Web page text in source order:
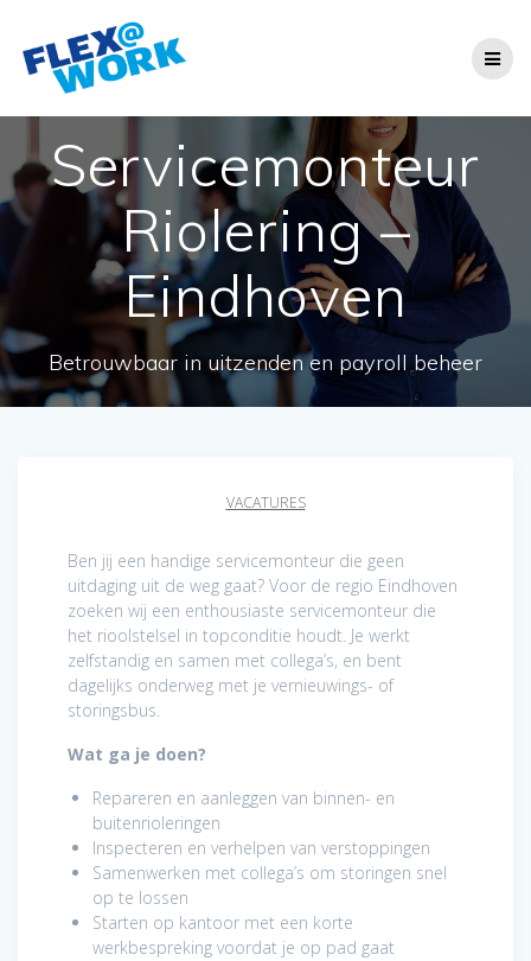
Servicemonteur
Riolering –
Eindhoven
Betrouwbaar in uitzenden en payroll beheer
VACATURES
Ben jij een handige servicemonteur die geen
uitdaging uit de weg gaat? Voor de regio Eindhoven
zoeken wij een enthousiaste servicemonteur die
het rioolstelsel in topconditie houdt. Je werkt
zelfstandig en samen met collega’s, en bent
dagelijks onderweg met je vernieuwings- of
storingsbus.
Wat ga je doen?
Repareren en aanleggen van binnen- en
buitenrioleringen
Inspecteren en verhelpen van verstoppingen
Samenwerken met collega’s om storingen snel
op te lossen
Starten op kantoor met een korte
werkbespreking voordat je op pad gaat